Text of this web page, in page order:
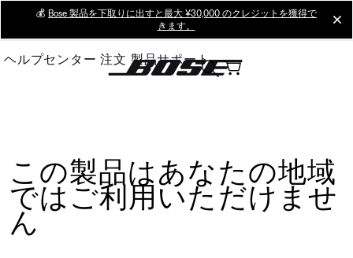
Main
💰 Bose 製品を下取りに出すと最大 ¥30,000 のクレジットを獲得で
きます。
ヘルプセンター 注文 製品サポート
この製品はあなたの地域
ではご利用いただけませ
ん